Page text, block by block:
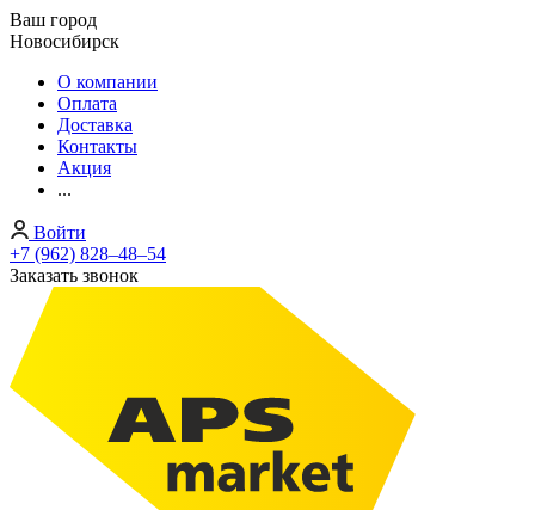
Ваш город
Новосибирск
О компании
Оплата
Доставка
Контакты
Акция
...
Войти
+7 (962) 828‒48‒54
Заказать звонок